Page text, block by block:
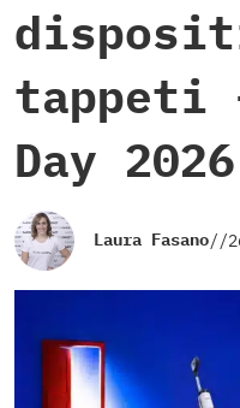
tappeti
Day 2026
Laura Fasano//